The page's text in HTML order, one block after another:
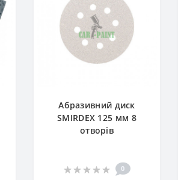
Абразивний диск
SMIRDEX 125 мм 8
отворів
0